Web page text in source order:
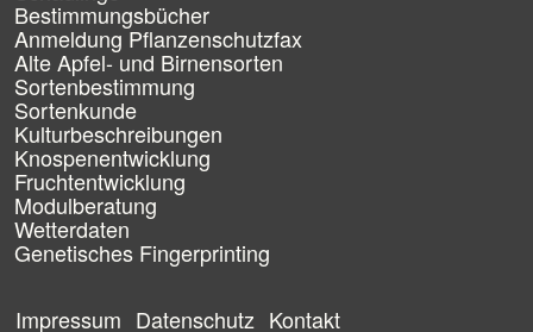
n
g
e
n
Bestimmungsbücher
Anmeldung Pflanzenschutzfax
Alte Apfel- und Birnensorten
Sortenbestimmung
Sortenkunde
Kulturbeschreibungen
Knospenentwicklung
Fruchtentwicklung
Modulberatung
Wetterdaten
Genetisches Fingerprinting
a
Impressum Datenschutz Kontakt